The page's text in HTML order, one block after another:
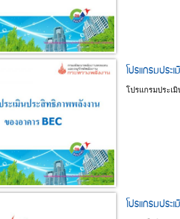
โปรแกรมประ
โปรแกรมประเ
โปรแกรมปร